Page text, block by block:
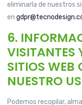
eliminarla de nuestros
en
6.
VISITANTES
SITIOS WEB
NUESTRO
Podemos recopilar,